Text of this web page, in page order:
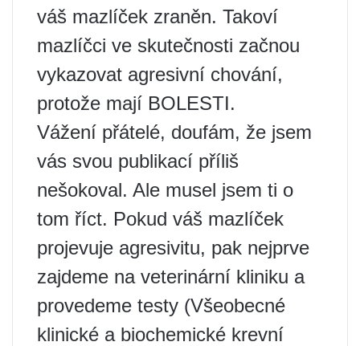
váš mazlíček zraněn. Takoví
mazlíčci ve skutečnosti začnou
vykazovat agresivní chování,
protože mají BOLESTI.
Vážení přátelé, doufám, že jsem
vás svou publikací příliš
nešokoval. Ale musel jsem ti o
tom říct. Pokud váš mazlíček
projevuje agresivitu, pak nejprve
zajdeme na veterinární kliniku a
provedeme testy (Všeobecné
klinické a biochemické krevní